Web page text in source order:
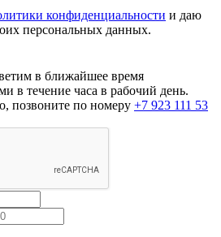
конфиденциальности и даю
персональных данных.
в ближайшее время
в течение часа в рабочий день.
позвоните по номеру +7 923 111 53